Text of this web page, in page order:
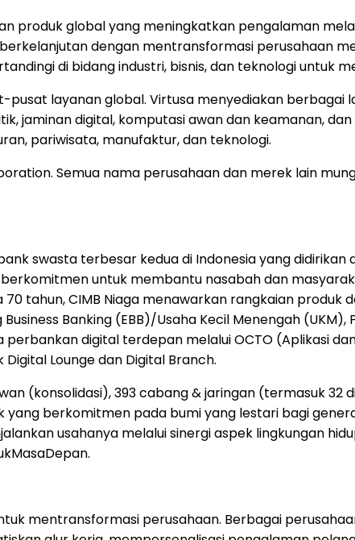
produk global yang meningkatkan pengalaman
dengan mentransformasi perusahaan
di bidang industri, bisnis, dan teknologi untuk
layanan global. Virtusa menyediakan berbagai
jaminan digital, komputasi awan dan keamanan,
pariwisata, manufaktur, dan teknologi.
Semua nama perusahaan dan merek lain
swasta terbesar kedua di Indonesia yang
berkomitmen untuk membantu nasabah dan
tahun, CIMB Niaga menawarkan rangkaian
Banking (EBB)/Usaha Kecil Menengah
digital terdepan melalui OCTO (Aplikasi
Lounge dan Digital Branch.
(konsolidasi), 393 cabang & jaringan (termasuk 32
berkomitmen pada bumi yang lestari bagi
usahanya melalui sinergi aspek lingkungan
mentransformasi perusahaan. Berbagai